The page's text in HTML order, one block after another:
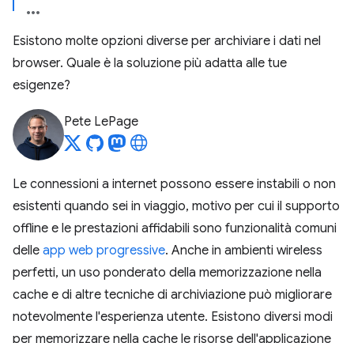
Esistono molte opzioni diverse per archiviare i dati nel
browser. Quale è la soluzione più adatta alle tue
esigenze?
Pete LePage
Le connessioni a internet possono essere instabili o non
esistenti quando sei in viaggio, motivo per cui il supporto
offline e le prestazioni affidabili sono funzionalità comuni
delle app web progressive. Anche in ambienti wireless
perfetti, un uso ponderato della memorizzazione nella
cache e di altre tecniche di archiviazione può migliorare
notevolmente l'esperienza utente. Esistono diversi modi
per memorizzare nella cache le risorse dell'applicazione